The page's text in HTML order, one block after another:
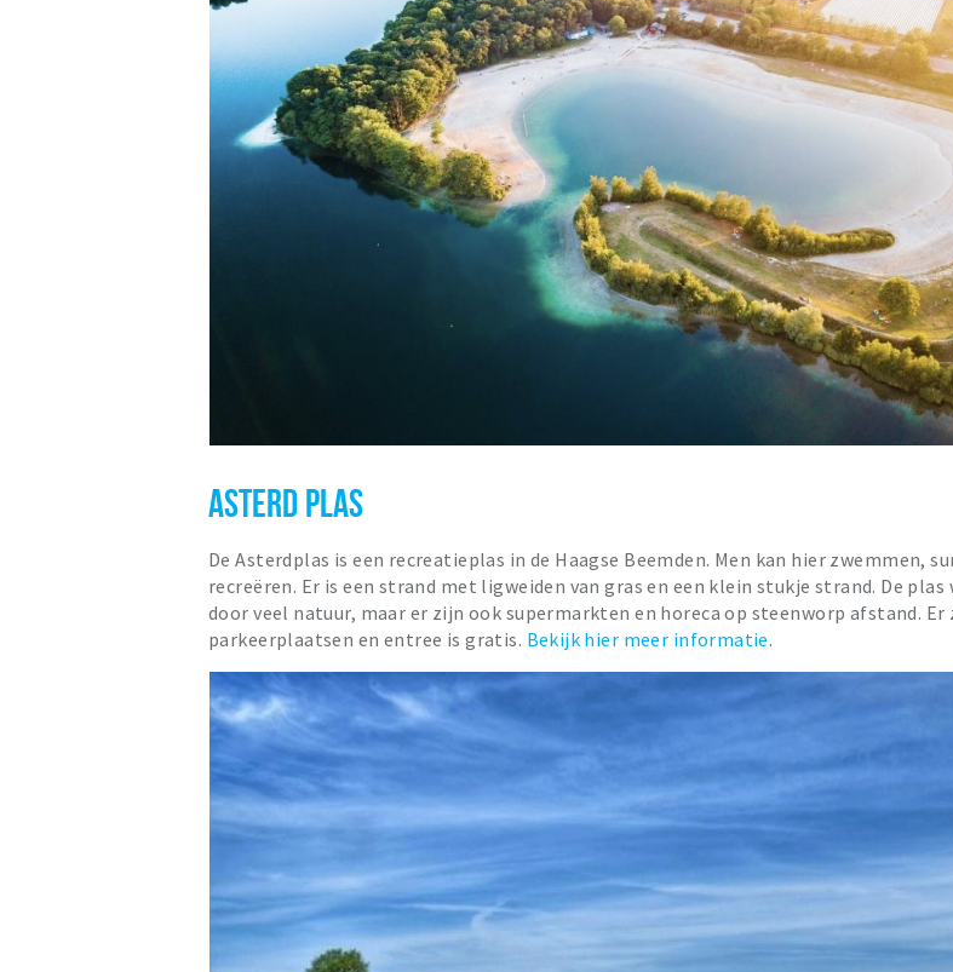
ASTERD PLAS
De Asterdplas is een recreatieplas in de Haagse Beemden. Men kan hier zwemmen,
recreëren. Er is een strand met ligweiden van gras en een klein stukje strand. De
door veel natuur, maar er zijn ook supermarkten en horeca op steenworp afstand. Er
parkeerplaatsen en entree is gratis. Bekijk hier meer informatie.